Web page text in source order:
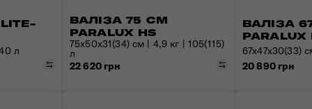
Порівняти
л
ВАЛІЗА 75 СМ
PARALUX HS
Порівняти
75x50x31(34) см | 4,9 кг | 105(115)
л
22 620 грн
ВАЛІЗА
PARALUX
67x47x30(33)
20 890 грн